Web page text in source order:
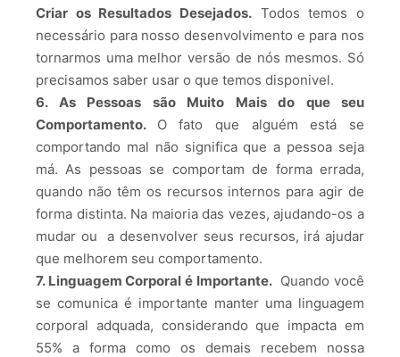
Criar os Resultados Desejados. Todos temos o
necessário para nosso desenvolvimento e para nos
tornarmos uma melhor versão de nós mesmos. Só
precisamos saber usar o que temos disponivel.
6. As Pessoas são Muito Mais do que seu
Comportamento. O fato que alguém está se
comportando mal não significa que a pessoa seja
má. As pessoas se comportam de forma errada,
quando não têm os recursos internos para agir de
forma distinta. Na maioria das vezes, ajudando-os a
mudar ou a desenvolver seus recursos, irá ajudar
que melhorem seu comportamento.
7. Linguagem Corporal é Importante.Quando você
se comunica é importante manter uma linguagem
corporal adquada, considerando que impacta em
55% a forma como os demais recebem nossa